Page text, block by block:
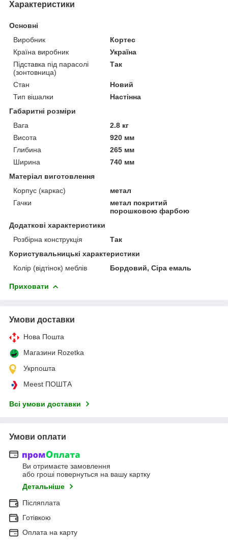
Характеристики
Основні
Виробник
Кортес
Країна виробник
Україна
Підставка під парасолі
(зонтовница)
Так
Стан
Новий
Тип вішалки
Настінна
Габаритні розміри
Вага
2.8 кг
Висота
920 мм
Глибина
265 мм
Ширина
740 мм
Матеріал виготовлення
Корпус (каркас)
метал
Гачки
метал покритий
порошковою фарбою
Додаткові характеристики
Розбірна конструкція
Так
Користувальницькі характеристики
Колір (відтінок) меблів
Бордовий, Сіра емаль
Приховати
Умови доставки
Нова Пошта
Магазини Rozetka
Укрпошта
Meest ПОШТА
Всі умови доставки
Умови оплати
Ви отримаєте замовлення
або гроші повернуться на вашу картку
Детальніше
Післяплата
Готівкою
Оплата на карту